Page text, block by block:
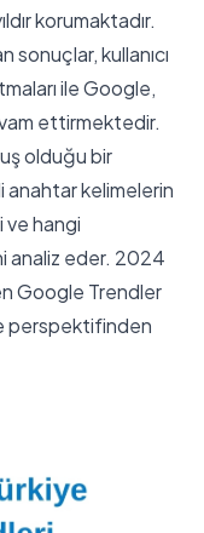
korumaktadır.
sonuçlar, kullanıcı
ile Google,
ettirmektedir.
olduğu bir
kelimelerin
ve hangi
analiz eder. 2024
Google Trendler
perspektifinden